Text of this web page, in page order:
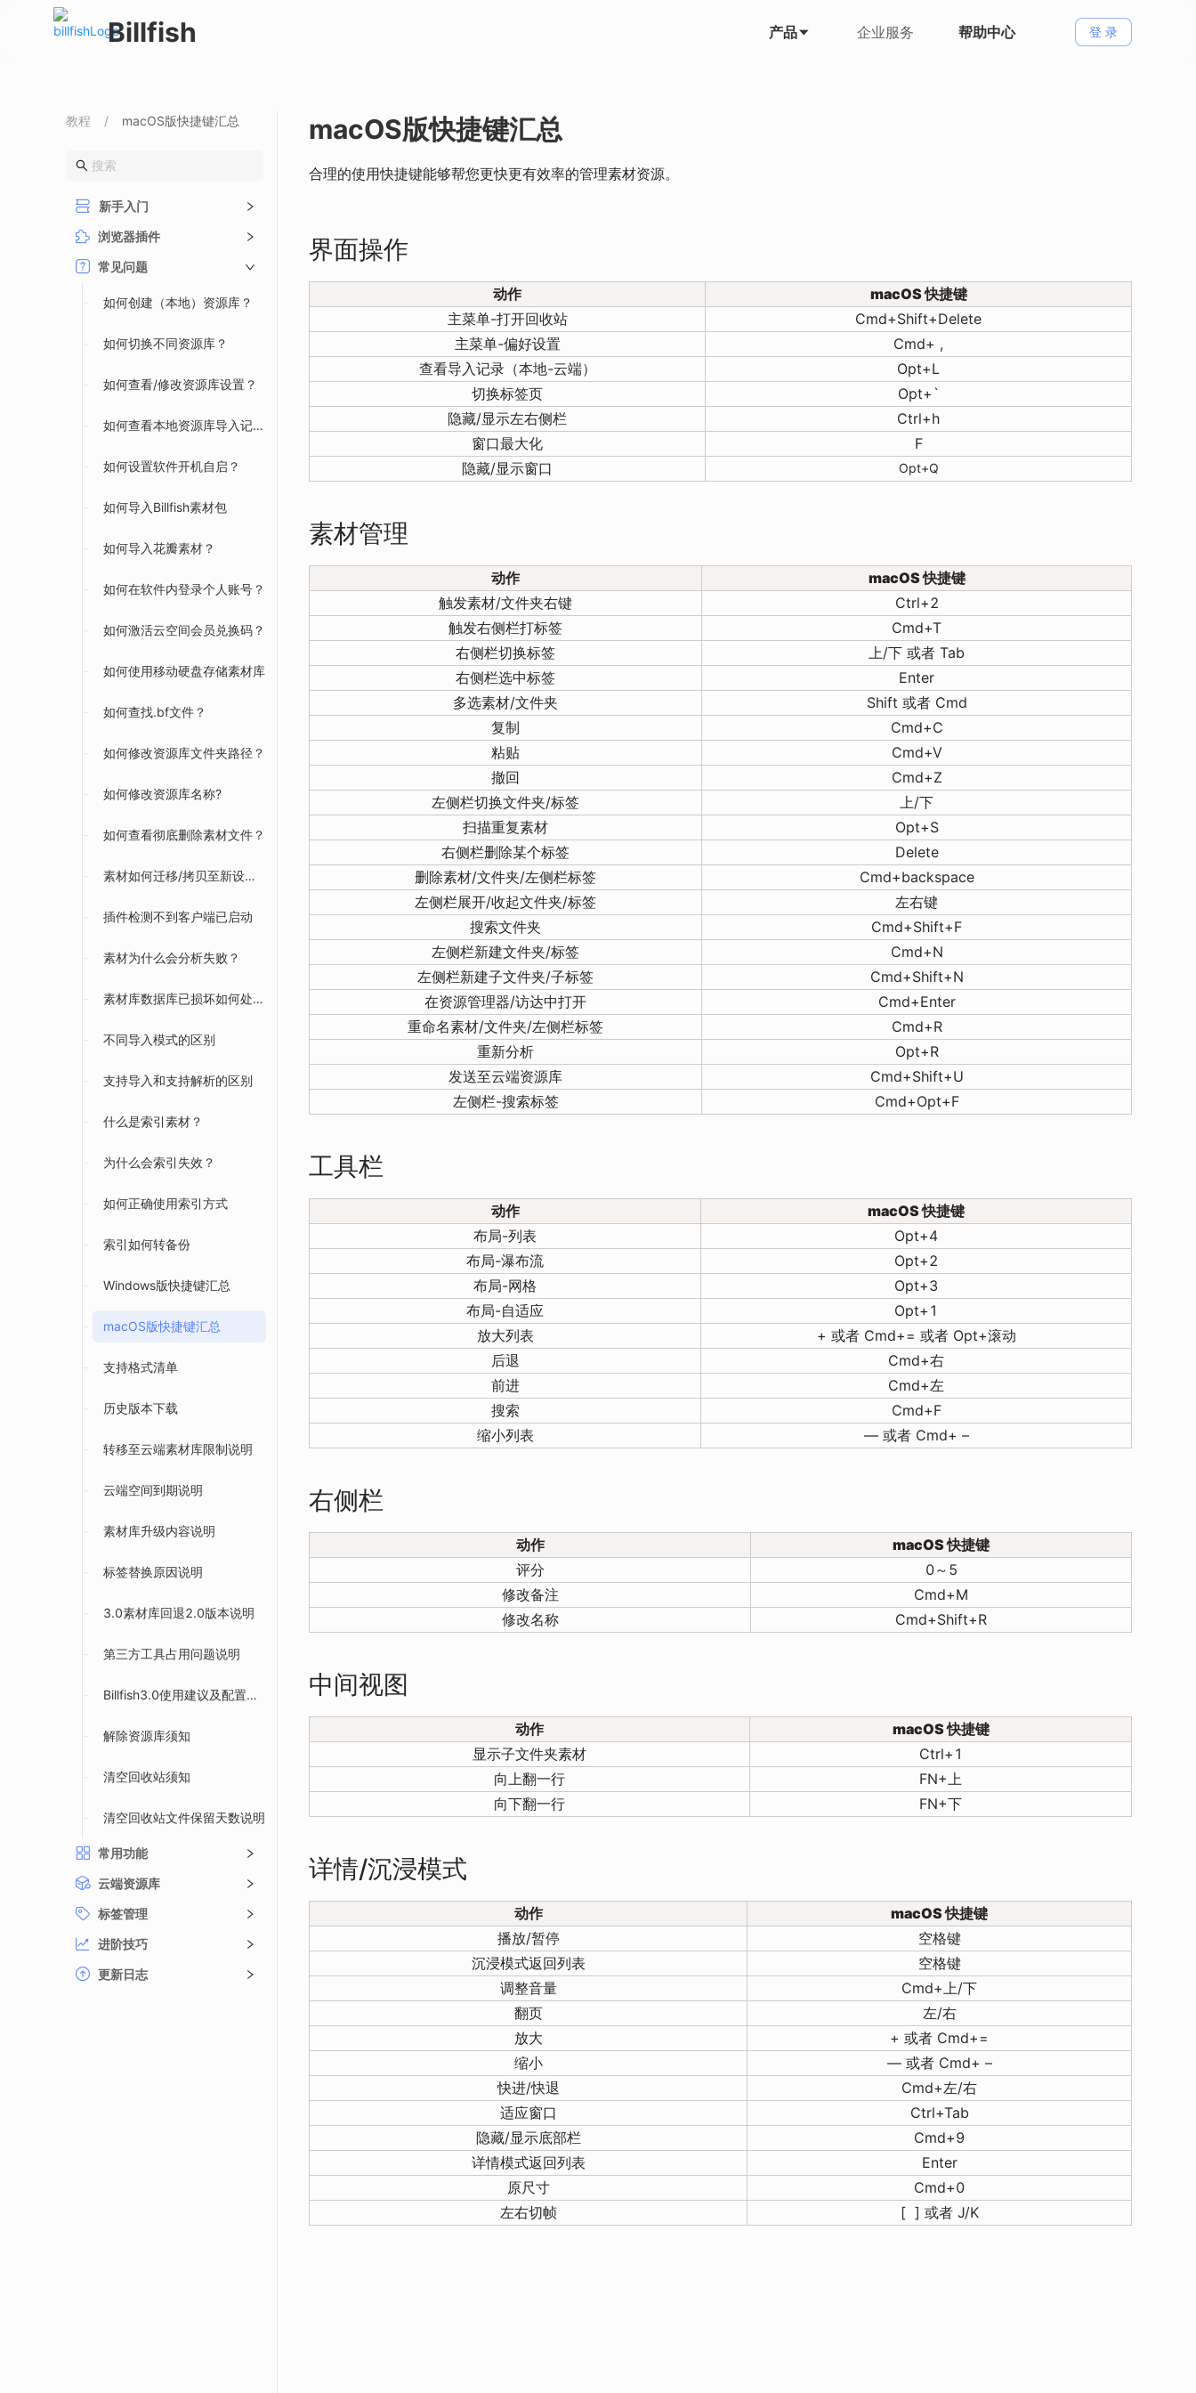
Billfish 产品 企业服务 帮助中心 登 录
教程 / macOS版快捷键汇总
新手入门
浏览器插件
常见问题
如何创建（本地）资源库？
如何切换不同资源库？
如何查看/修改资源库设置？
如何查看本地资源库导入记录？
如何设置软件开机自启？
如何导入Billfish素材包
如何导入花瓣素材？
如何在软件内登录个人账号？
如何激活云空间会员兑换码？
如何使用移动硬盘存储素材库
如何查找.bf文件？
如何修改资源库文件夹路径？
如何修改资源库名称?
如何查看彻底删除素材文件？
素材如何迁移/拷贝至新设备？
插件检测不到客户端已启动
素材为什么会分析失败？
素材库数据库已损坏如何处理？
不同导入模式的区别
支持导入和支持解析的区别
什么是索引素材？
为什么会索引失效？
如何正确使用索引方式
索引如何转备份
Windows版快捷键汇总
macOS版快捷键汇总
支持格式清单
历史版本下载
转移至云端素材库限制说明
云端空间到期说明
素材库升级内容说明
标签替换原因说明
3.0素材库回退2.0版本说明
第三方工具占用问题说明
Billfish3.0使用建议及配置说明
解除资源库须知
清空回收站须知
清空回收站文件保留天数说明
常用功能
云端资源库
标签管理
进阶技巧
更新日志
macOS版快捷键汇总
合理的使用快捷键能够帮您更快更有效率的管理素材资源。
界面操作
动作
macOS 快捷键
主菜单-打开回收站
Cmd+Shift+Delete
主菜单-偏好设置
Cmd+ ,
查看导入记录（本地-云端）
Opt+L
切换标签页
Opt+`
隐藏/显示左右侧栏
Ctrl+h
窗口最大化
F
隐藏/显示窗口
Opt+Q
素材管理
动作
macOS 快捷键
触发素材/文件夹右键
Ctrl+2
触发右侧栏打标签
Cmd+T
右侧栏切换标签
上/下 或者 Tab
右侧栏选中标签
Enter
多选素材/文件夹
Shift 或者 Cmd
复制
Cmd+C
粘贴
Cmd+V
撤回
Cmd+Z
左侧栏切换文件夹/标签
上/下
扫描重复素材
Opt+S
右侧栏删除某个标签
Delete
删除素材/文件夹/左侧栏标签
Cmd+backspace
左侧栏展开/收起文件夹/标签
左右键
搜索文件夹
Cmd+Shift+F
左侧栏新建文件夹/标签
Cmd+N
左侧栏新建子文件夹/子标签
Cmd+Shift+N
在资源管理器/访达中打开
Cmd+Enter
重命名素材/文件夹/左侧栏标签
Cmd+R
重新分析
Opt+R
发送至云端资源库
Cmd+Shift+U
左侧栏-搜索标签
Cmd+Opt+F
工具栏
动作
macOS 快捷键
布局-列表
Opt+4
布局-瀑布流
Opt+2
布局-网格
Opt+3
布局-自适应
Opt+1
放大列表
+ 或者 Cmd+= 或者 Opt+滚动
后退
Cmd+右
前进
Cmd+左
搜索
Cmd+F
缩小列表
— 或者 Cmd+ –
右侧栏
动作
macOS 快捷键
评分
0～5
修改备注
Cmd+M
修改名称
Cmd+Shift+R
中间视图
动作
macOS 快捷键
显示子文件夹素材
Ctrl+1
向上翻一行
FN+上
向下翻一行
FN+下
详情/沉浸模式
动作
macOS 快捷键
播放/暂停
空格键
沉浸模式返回列表
空格键
调整音量
Cmd+上/下
翻页
左/右
放大
+ 或者 Cmd+=
缩小
— 或者 Cmd+ –
快进/快退
Cmd+左/右
适应窗口
Ctrl+Tab
隐藏/显示底部栏
Cmd+9
详情模式返回列表
Enter
原尺寸
Cmd+0
左右切帧
[ ] 或者 J/K